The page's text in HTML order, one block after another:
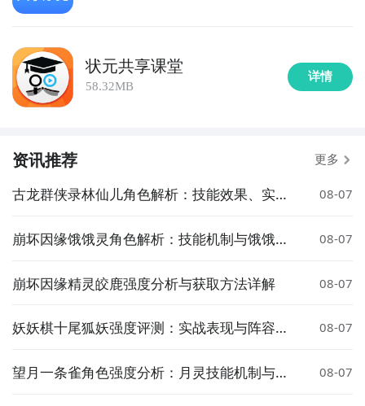
状元共享课堂
58.32MB
详情
资讯推荐 更多
古龙群侠录林仙儿角色解析：技能效果、实战
08-07
崩坏因缘饿饿灵角色解析：技能机制与饿饿附
08-07
崩坏因缘精灵皎鹿强度分析与获取方法详解 08-07
妖妖棋十尾狐妖强度评测：实战表现与阵容搭
08-07
望月一条雀角色强度分析：月灵技能机制与实
08-07